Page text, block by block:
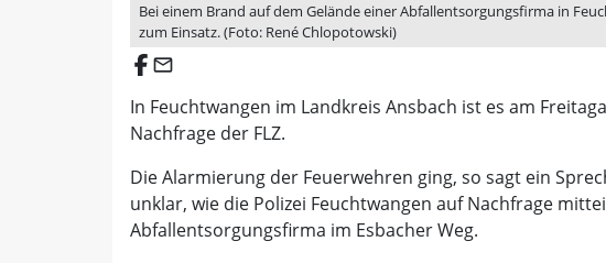
Bei einem Brand auf dem Gelände einer Abfallentsorgungsfirma in
zum Einsatz. (Foto: René Chlopotowski)
email
In Feuchtwangen im Landkreis Ansbach ist es am
Nachfrage der FLZ.
Die Alarmierung der Feuerwehren ging, so sagt ein
unklar, wie die Polizei Feuchtwangen auf Nachfrage
Abfallentsorgungsfirma im Esbacher Weg.